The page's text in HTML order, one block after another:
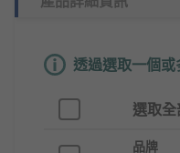
透過選取一個或
選取
品牌